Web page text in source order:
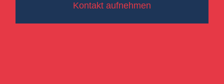
Kontakt aufnehmen